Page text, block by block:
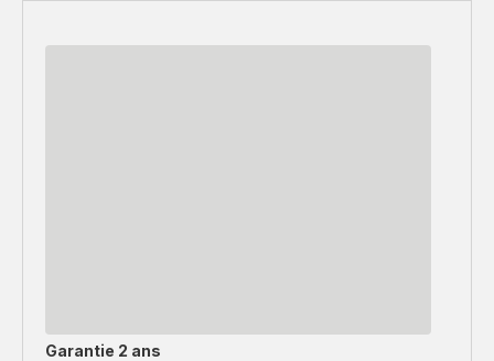
Garantie 2 ans